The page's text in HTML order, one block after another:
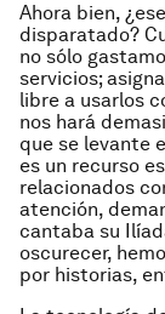
Ahora bien,
disparatado?
no sólo
servicios;
libre a usarlos
nos hará
que se levante
es un recurso
relacionados
atención,
cantaba su
oscurecer,
por historias,